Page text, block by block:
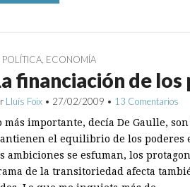
POLÍTICA, ECONOMÍA
financiación de
Lluís Foix • 27/02/2009 • 13 Comentarios
más importante, decía De Gaulle,
el equilibrio de los poderes
ambiciones se esfuman, los
de la transitoriedad afecta